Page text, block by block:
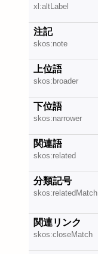
xl:altLabel
注記
skos:note
上位語
skos:broader
下位語
skos:narrower
関連語
skos:related
分類記号
skos:relatedMatch
関連リンク
skos:closeMatch